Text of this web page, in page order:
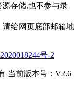
存储,也不参与录
请给网页底部邮箱地
号-2
当前版本号：V2.6